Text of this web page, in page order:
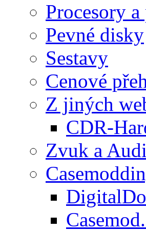
Procesory a
Pevné disky
Sestavy
Cenové
Z jiných
CDR-
Zvuk a